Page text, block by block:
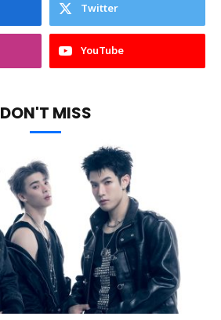
Twitter
YouTube
DON'T MISS